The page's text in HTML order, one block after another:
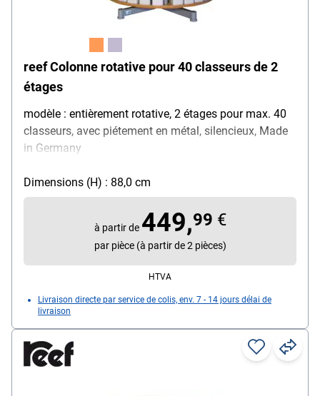
reef Colonne rotative pour 40 classeurs de 2
étages
modèle : entièrement rotative, 2 étages pour max. 40
classeurs, avec piétement en métal, silencieux, Made
in Germany
Dimensions (H) : 88,0 cm
à partir de 449,99 €
par pièce (à partir de 2 pièces)
HTVA
Livraison directe par service de colis, env. 7 - 14 jours délai de
livraison